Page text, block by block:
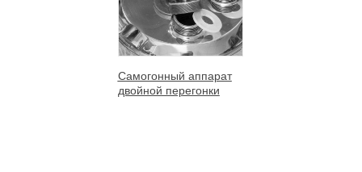
Самогонный аппарат
двойной перегонки